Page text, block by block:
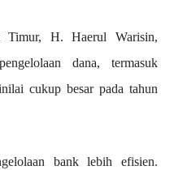
Timur, H. Haerul Warisin,
dana, termasuk
cukup besar pada tahun
bank lebih efisien.